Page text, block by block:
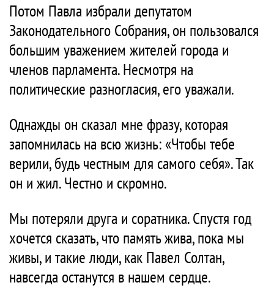
Потом Павла избрали депутатом
Законодательного Собрания, он пользовался
большим уважением жителей города и
членов парламента. Несмотря на
политические разногласия, его уважали.
Однажды он сказал мне фразу, которая
запомнилась на всю жизнь: «Чтобы тебе
верили, будь честным для самого себя». Так
он и жил. Честно и скромно.
Мы потеряли друга и соратника. Спустя год
хочется сказать, что память жива, пока мы
живы, и такие люди, как Павел Солтан,
навсегда останутся в нашем сердце.